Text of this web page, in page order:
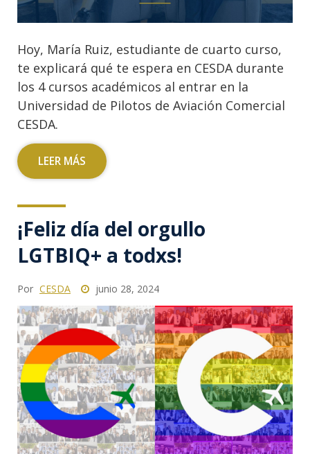
Hoy, María Ruiz, estudiante de cuarto curso,
te explicará qué te espera en CESDA durante
los 4 cursos académicos al entrar en la
Universidad de Pilotos de Aviación Comercial
CESDA.
LEER MÁS
¡Feliz día del orgullo
LGTBIQ+ a todxs!
Por CESDA junio 28, 2024